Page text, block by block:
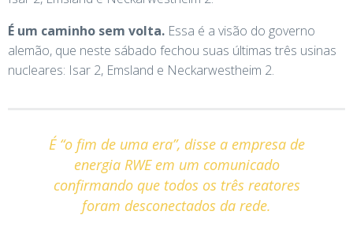
É um caminho sem volta. Essa é a visão do governo
alemão, que neste sábado fechou suas últimas três usinas
nucleares: Isar 2, Emsland e Neckarwestheim 2.
É “o fim de uma era”, disse a empresa de
energia RWE em um comunicado
confirmando que todos os três reatores
foram desconectados da rede.